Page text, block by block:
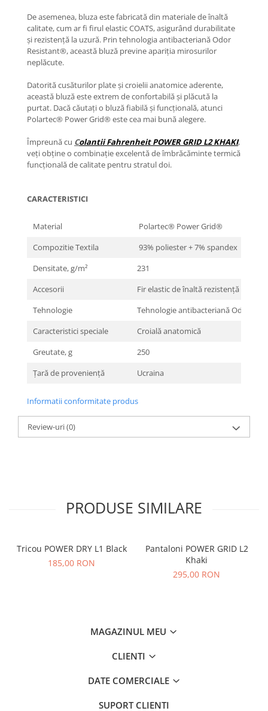
De asemenea, bluza este fabricată din materiale de înaltă
calitate, cum ar fi firul elastic COATS, asigurând durabilitate
și rezistență la uzură. Prin tehnologia antibacteriană Odor
Resistant®, această bluză previne apariția mirosurilor
neplăcute.
Datorită cusăturilor plate și croielii anatomice aderente,
această bluză este extrem de confortabilă și plăcută la
purtat. Dacă căutați o bluză fiabilă și funcțională, atunci
Polartec® Power Grid® este cea mai bună alegere.
Împreună cu Colantii Fahrenheit POWER GRID L2 KHAKI,
veți obține o combinație excelentă de îmbrăcăminte termică
funcțională de calitate pentru stratul doi.
CARACTERISTICI
Material
Polartec® Power Grid®
Compozitie Textila
93% poliester + 7% spandex
Densitate, g/m²
231
Accesorii
Fir elastic de înaltă rezistență COATS
Tehnologie
Tehnologie antibacteriană Odor
Caracteristici speciale
Croială anatomică
Greutate, g
250
Țară de proveniență
Ucraina
Informatii conformitate produs
Review-uri(0)
PRODUSE SIMILARE
Tricou POWER DRY L1 Black
185,00 RON
Pantaloni POWER GRID L2
Khaki
295,00 RON
MAGAZINUL MEU
CLIENTI
DATE COMERCIALE
SUPORT CLIENTI